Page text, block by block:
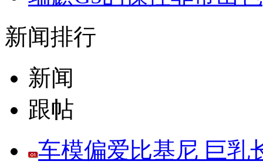
新闻排行
新闻
跟帖
车模偏爱比基尼 巨乳